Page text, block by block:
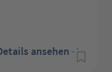
ansehen